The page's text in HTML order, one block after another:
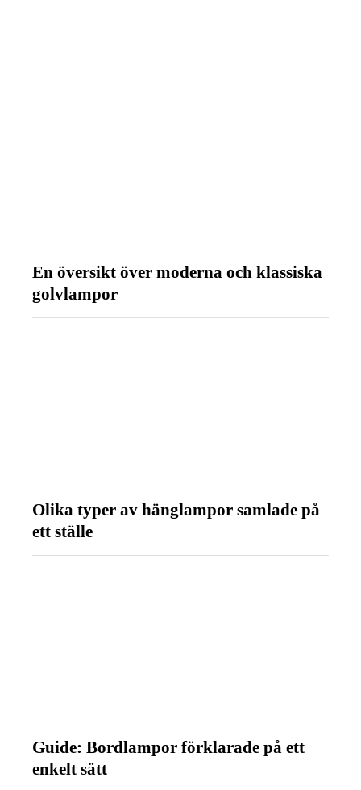
En översikt över moderna och klassiska
golvlampor
Olika typer av hänglampor samlade på
ett ställe
Guide: Bordlampor förklarade på ett
enkelt sätt